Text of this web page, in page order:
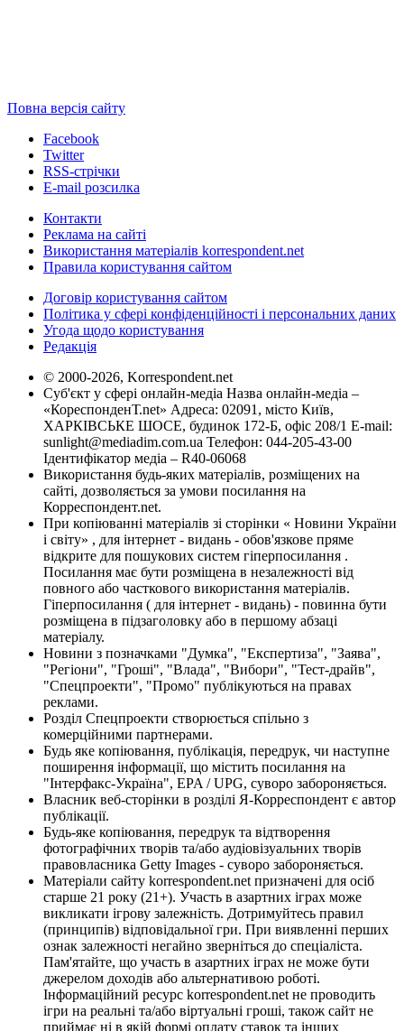
Повна версія сайту
Facebook
Twitter
RSS-стрічки
E-mail розсилка
Контакти
Реклама на сайті
Використання матеріалів korrespondent.net
Правила користування сайтом
Договір користування сайтом
Політика у сфері конфіденційності і персональних даних
Угода щодо користування
Редакція
© 2000-2026, Korrespondent.net
Суб'єкт у сфері онлайн-медіа Назва онлайн-медіа –
«КореспонденТ.net» Адреса: 02091, місто Київ,
ХАРКІВСЬКЕ ШОСЕ, будинок 172-Б, офіс 208/1 E-mail:
sunlight@mediadim.com.ua Телефон: 044-205-43-00
Ідентифікатор медіа – R40-06068
Використання будь-яких матеріалів, розміщених на
сайті, дозволяється за умови посилання на
Корреспондент.net.
При копіюванні матеріалів зі сторінки « Новини України
і світу» , для інтернет - видань - обов'язкове пряме
відкрите для пошукових систем гіперпосилання .
Посилання має бути розміщена в незалежності від
повного або часткового використання матеріалів.
Гіперпосилання ( для інтернет - видань) - повинна бути
розміщена в підзаголовку або в першому абзаці
матеріалу.
Новини з позначками "Думка", "Експертиза", "Заява",
"Регіони", "Гроші", "Влада", "Вибори", "Тест-драйв",
"Спецпроекти", "Промо" публікуються на правах
реклами.
Розділ Спецпроекти створюється спільно з
комерційними партнерами.
Будь яке копіювання, публікація, передрук, чи наступне
поширення інформації, що містить посилання на
"Інтерфакс-Україна", EPA / UPG, суворо забороняється.
Власник веб-сторінки в розділі Я-Корреспондент є автор
публікації.
Будь-яке копіювання, передрук та відтворення
фотографічних творів та/або аудіовізуальних творів
правовласника Getty Images - суворо забороняється.
Матеріали сайту korrespondent.net призначені для осіб
старше 21 року (21+). Участь в азартних іграх може
викликати ігрову залежність. Дотримуйтесь правил
(принципів) відповідальної гри. При виявленні перших
ознак залежності негайно зверніться до спеціаліста.
Пам'ятайте, що участь в азартних іграх не може бути
джерелом доходів або альтернативою роботі.
Інформаційний ресурс korrespondent.net не проводить
ігри на реальні та/або віртуальні гроші, також сайт не
приймає ні в якій формі оплату ставок та інших